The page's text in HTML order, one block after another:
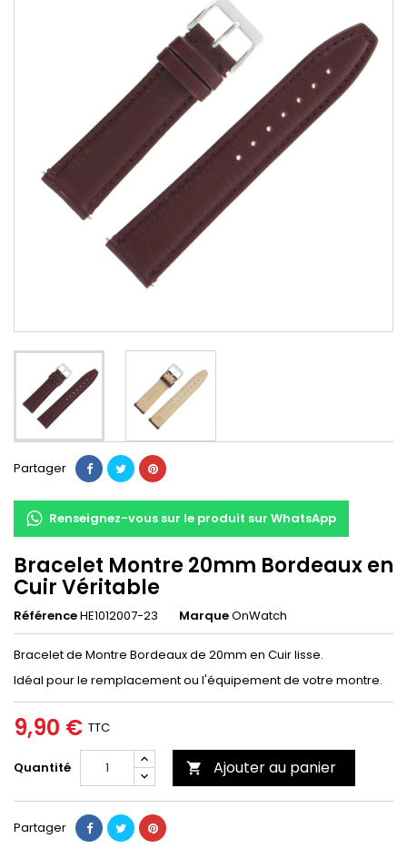
Partager
Renseignez-vous sur le produit sur WhatsApp
Bracelet Montre 20mm Bordeaux en
Cuir Véritable
RéférenceHE1012007-23 MarqueOnWatch
Bracelet de Montre Bordeaux de 20mm en Cuir lisse.
Idéal pour le remplacement ou l'équipement de votre montre.
9,90 € TTC
Quantité  Ajouter au panier
Partager